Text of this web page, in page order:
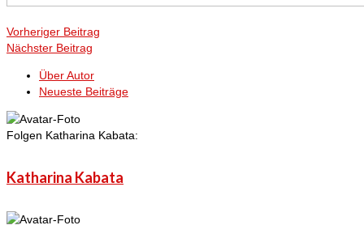
Vorheriger Beitrag
Nächster Beitrag
Über Autor
Neueste Beiträge
Folgen Katharina Kabata:
Katharina Kabata